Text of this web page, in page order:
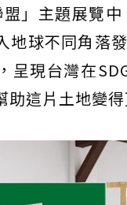
盟」主題展覽
地球不同角落
呈現台灣在
這片土地變得